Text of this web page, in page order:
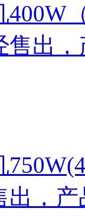
售出
出，